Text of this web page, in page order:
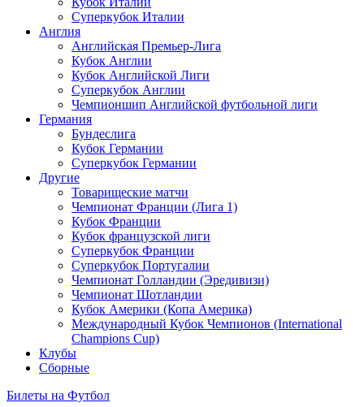
Суперкубок Италии
Англия
Английская Премьер-Лига
Кубок Англии
Кубок Английской Лиги
Суперкубок Англии
Чемпионшип Английской футбольной лиги
Германия
Бундеслига
Кубок Германии
Суперкубок Германии
Другие
Товарищеские матчи
Чемпионат Франции (Лига 1)
Кубок Франции
Кубок французской лиги
Суперкубок Франции
Суперкубок Португалии
Чемпионат Голландии (Эредивизи)
Чемпионат Шотландии
Кубок Америки (Копа Америка)
Международный Кубок Чемпионов (International
Champions Cup)
Клубы
Сборные
Билеты на Футбол